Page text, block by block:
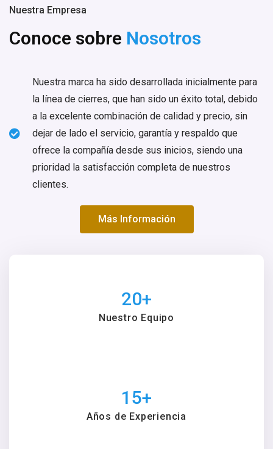
Nuestra Empresa
Conoce sobre Nosotros
Nuestra marca ha sido desarrollada inicialmente para
la línea de cierres, que han sido un éxito total, debido
a la excelente combinación de calidad y precio, sin
dejar de lado el servicio, garantía y respaldo que
ofrece la compañía desde sus inicios, siendo una
prioridad la satisfacción completa de nuestros
clientes.
Más Información
20+
Nuestro Equipo
15+
Años de Experiencia